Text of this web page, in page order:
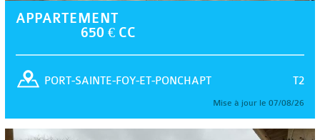
APPARTEMENT
650 € CC
T2
PORT-SAINTE-FOY-ET-PONCHAPT
Mise à jour le 07/08/26